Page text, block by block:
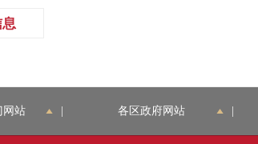
网站 各区政府网站